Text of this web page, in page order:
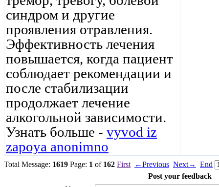
синдром и другие
проявления отравления.
Эффективность лечения
повышается, когда пациент
соблюдает рекомендации и
после стабилизации
продолжает лечение
алкогольной зависимости.
Узнать больше - vyvod iz
zapoya anonimno
Total Message: 1619 Page: 1 of 162 First ←Previous Next→
End
Post your feedback